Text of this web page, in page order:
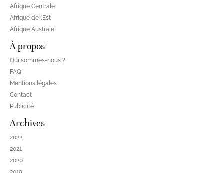
Afrique Centrale
Afrique de l’Est
Afrique Australe
À propos
Qui sommes-nous ?
FAQ
Mentions légales
Contact
Publicité
Archives
2022
2021
2020
2019